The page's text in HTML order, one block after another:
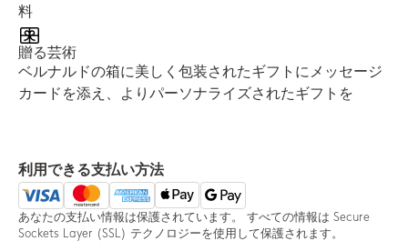
料
贈る芸術
ベルナルドの箱に美しく包装されたギフトにメッセージ
カードを添え、よりパーソナライズされたギフトを
利用できる支払い方法
あなたの支払い情報は保護されています。 すべての情報は Secure
Sockets Layer (SSL) テクノロジーを使用して保護されます。